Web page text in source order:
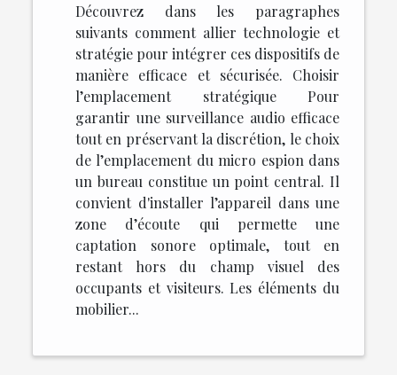
Découvrez dans les paragraphes
suivants comment allier technologie et
stratégie pour intégrer ces dispositifs de
manière efficace et sécurisée. Choisir
l’emplacement stratégique Pour
garantir une surveillance audio efficace
tout en préservant la discrétion, le choix
de l’emplacement du micro espion dans
un bureau constitue un point central. Il
convient d'installer l’appareil dans une
zone d’écoute qui permette une
captation sonore optimale, tout en
restant hors du champ visuel des
occupants et visiteurs. Les éléments du
mobilier...